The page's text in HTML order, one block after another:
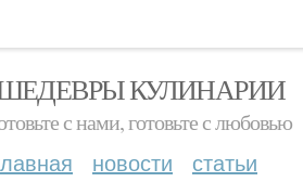
КУЛИНАРИИ
с нами, готовьте с любовью
новости статьи